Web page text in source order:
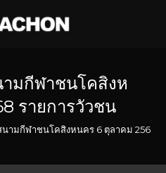
มกีฬาชนโคสิงห
รายการวัวชน
ามกีฬาชนโคสิงหนคร 6 ตุลาคม 2568 ร